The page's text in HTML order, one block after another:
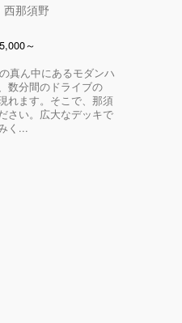
那須野
～
真ん中にあるモダンハ
数分間のドライブの
れます。そこで、那須
さい。広大なデッキで
く...